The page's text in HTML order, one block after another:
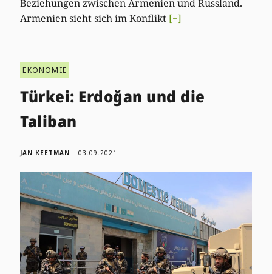
Beziehungen zwischen Armenien und Russland.
Armenien sieht sich im Konflikt [+]
EKONOMIE
Türkei: Erdoğan und die
Taliban
JAN KEETMAN 03.09.2021